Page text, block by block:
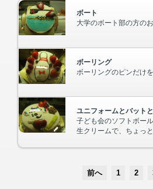
ボート
大学のボート部の方の
ボーリング
ボーリングのピンだけを、丸いスポンジから抜いてしまうと、小
ユニフォームとバット
子ども会のソフトボールチームで頑張っ
生クリームで、ちょっと立体
前へ 1 2